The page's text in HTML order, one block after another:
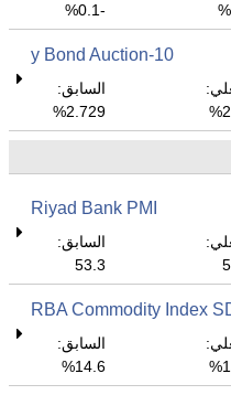
-0.1%
10-y Bond Auction
السابق:
2.729%
Riyad Bank PMI
السابق:
53.3
RBA Commodity Index
السابق:
14.6%